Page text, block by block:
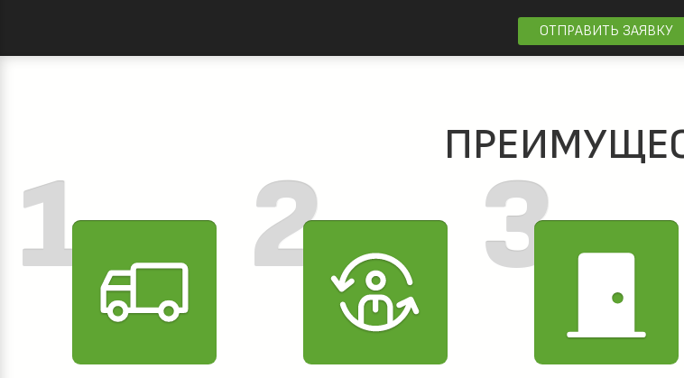
ОТПРАВИТЬ ЗАЯВКУ